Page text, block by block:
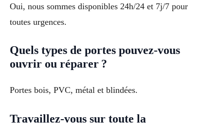
Oui, nous sommes disponibles 24h/24 et 7j/7 pour
toutes urgences.
Quels types de portes pouvez-vous
ouvrir ou réparer ?
Portes bois, PVC, métal et blindées.
Travaillez-vous sur toute la